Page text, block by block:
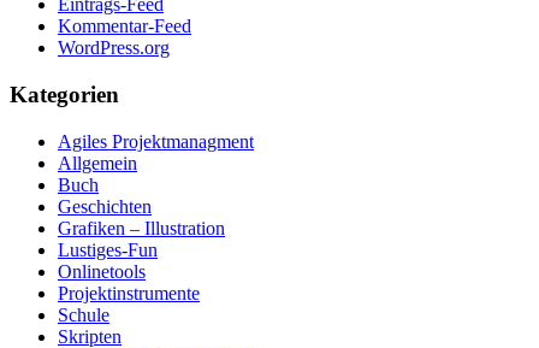
Eintrags-Feed
Kommentar-Feed
WordPress.org
Kategorien
Agiles Projektmanagment
Allgemein
Buch
Geschichten
Grafiken – Illustration
Lustiges-Fun
Onlinetools
Projektinstrumente
Schule
Skripten